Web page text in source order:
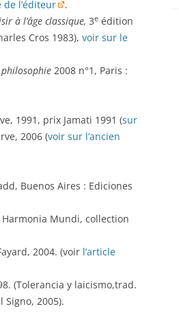
l’éditeur
.
à l’âge classique, 3e édition
Cros 1983), voir sur le
2008 n°1, Paris :
1991, prix Jamati 1991 (sur
2006 (voir sur l’ancien
Buenos Aires : Ediciones
Harmonia Mundi, collection
2004. (voir l’article
(Tolerancia y laicismo,trad.
2005).